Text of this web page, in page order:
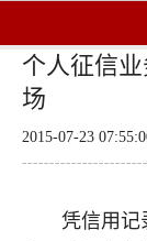
个人征信
场
2015-07-23
凭信用记录